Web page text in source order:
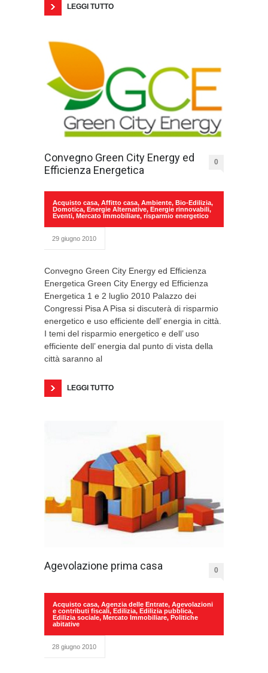
LEGGI TUTTO
Convegno Green City Energy ed
Efficienza Energetica
0
Acquisto casa, Affitto casa, Ambiente, Bio-Edilizia,
Domotica, Energie Alternative, Energie rinnovabili,
Eventi, Mercato Immobiliare, risparmio energetico
29 giugno 2010
Convegno Green City Energy ed Efficienza
Energetica Green City Energy ed Efficienza
Energetica 1 e 2 luglio 2010 Palazzo dei
Congressi Pisa A Pisa si discuterà di risparmio
energetico e uso efficiente dell’ energia in città.
I temi del risparmio energetico e dell’ uso
efficiente dell’ energia dal punto di vista della
città saranno al
LEGGI TUTTO
Agevolazione prima casa 0
Acquisto casa, Agenzia delle Entrate, Agevolazioni
e contributi fiscali, Edilizia, Edilizia pubblica,
Edilizia sociale, Mercato Immobiliare, Politiche
abitative
28 giugno 2010